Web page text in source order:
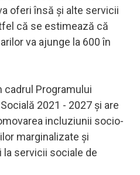
oferi însă şi alte servicii
că se estimează că
va ajunge la 600 în
Programului
2021 - 2027 şi are
incluziunii socio-
marginalizate şi
servicii sociale de